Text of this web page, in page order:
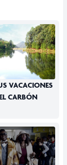
VACACIONES
CARBÓN